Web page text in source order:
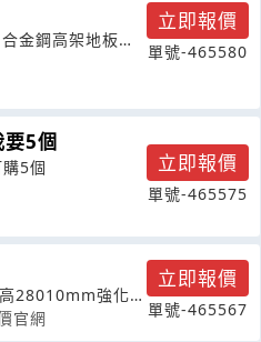
金鋼高架地板，
立即報價
單號-465580
5個
5個
立即報價
單號-465575
28010mm強化灰
官網
立即報價
單號-465567